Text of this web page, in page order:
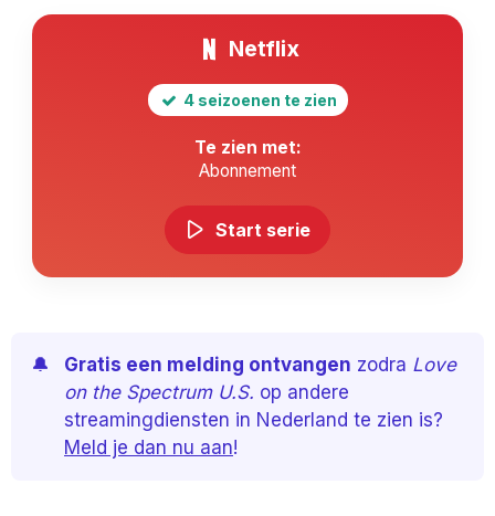
Netflix
4 seizoenen te zien
Te zien met:
Abonnement
Start serie
🔔 Gratis een melding ontvangen zodra Love
on the Spectrum U.S. op andere
streamingdiensten in Nederland te zien is?
Meld je dan nu aan!